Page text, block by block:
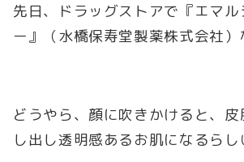
先日、ドラッグストアで『エマ
ー』（水橋保寿堂製薬株式会社）
どうやら、顔に吹きかけると、
し出し透明感あるお肌になるらし